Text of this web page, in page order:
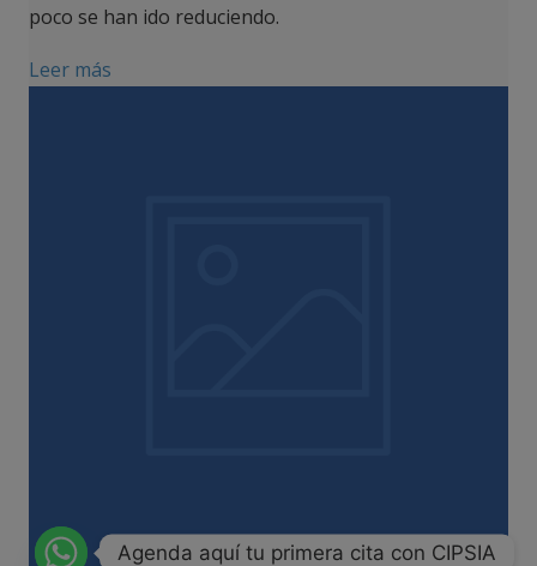
poco se han ido reduciendo.
Leer más
Agenda aquí tu primera cita con CIPSIA